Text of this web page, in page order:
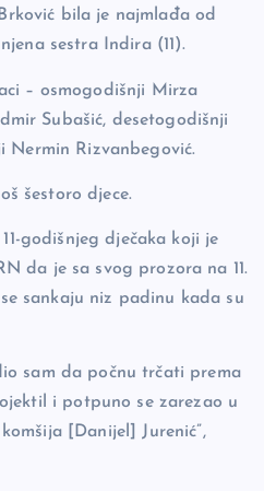
bila je najmlađa od
sestra Indira (11).
– osmogodišnji Mirza
Subašić, desetogodišnji
Nermin Rizvanbegović.
šestoro djece.
godišnjeg dječaka koji je
da je sa svog prozora na 11.
sankaju niz padinu kada su
sam da počnu trčati prema
i potpuno se zarezao u
[Danijel] Jurenić”,